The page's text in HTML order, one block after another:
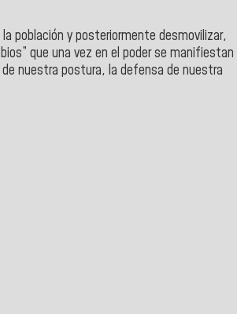
población y posteriormente desmovilizar,
que una vez en el poder se manifiestan
nuestra postura, la defensa de nuestra